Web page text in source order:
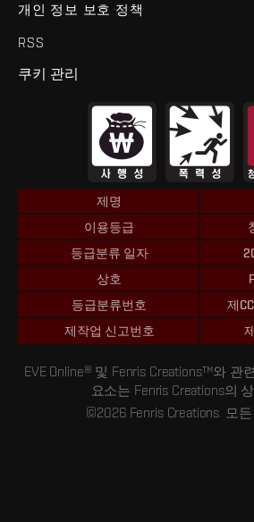
개인 정보 보호 정책
RSS
쿠키 관리
제명
이용등급
등급분류 일자
상호
등급분류번호
제
제작업 신고번호
EVE Online® 및 Fenris Creations™와 관
요소는 Fenris Creations의
©2026 Fenris Creations. 모든